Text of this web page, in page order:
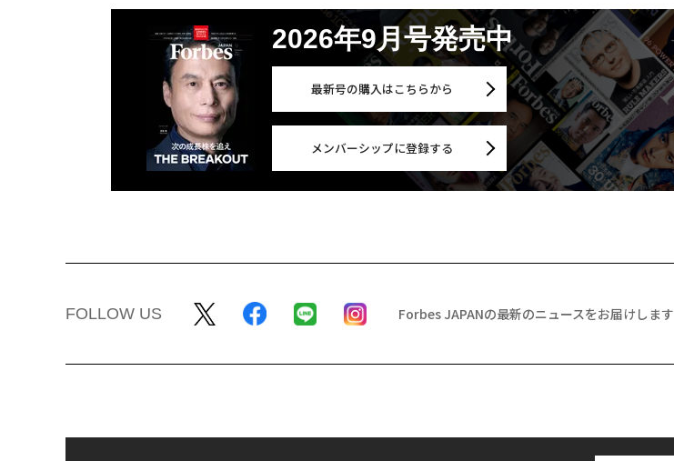
2026年9月号発売中
最新号の購入はこちらから
メンバーシップに登録する
FOLLOW US Forbes JAPANの最新のニュースをお届けします